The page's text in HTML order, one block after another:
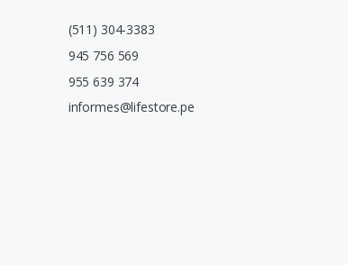
(511) 304-3383
945 756 569
955 639 374
informes@lifestore.pe